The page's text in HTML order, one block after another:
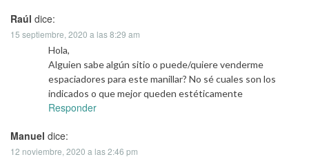
Raúl dice:
15 septiembre, 2020 a las 8:29 am
Hola,
Alguien sabe algún sitio o puede/quiere venderme
espaciadores para este manillar? No sé cuales son los
indicados o que mejor queden estéticamente
Responder
Manuel dice:
12 noviembre, 2020 a las 2:46 pm